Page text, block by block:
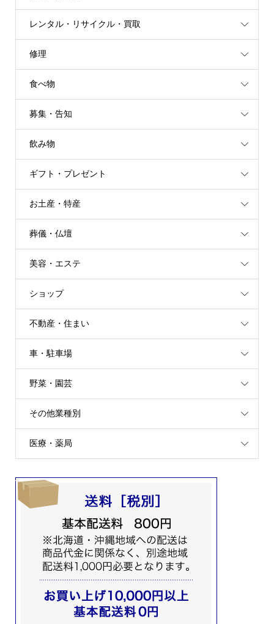
レンタル・リサイクル・買取
修理
食べ物
募集・告知
飲み物
ギフト・プレゼント
お土産・特産
葬儀・仏壇
美容・エステ
ショップ
不動産・住まい
車・駐車場
野菜・園芸
その他業種別
医療・薬局